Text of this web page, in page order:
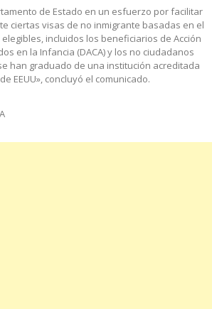
de Estado en un esfuerzo por facilitar
ciertas visas de no inmigrante basadas en el
incluidos los beneficiarios de Acción
en la Infancia (DACA) y los no ciudadanos
han graduado de una institución acreditada
EEUU», concluyó el comunicado.